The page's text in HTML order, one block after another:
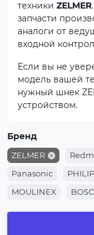
техники ZELMER
запчасти
аналоги от
входной
Если вы не
модель вашей
нужный шнек
устройством.
Бренд
ZELMER
Panasonic
MOULINEX